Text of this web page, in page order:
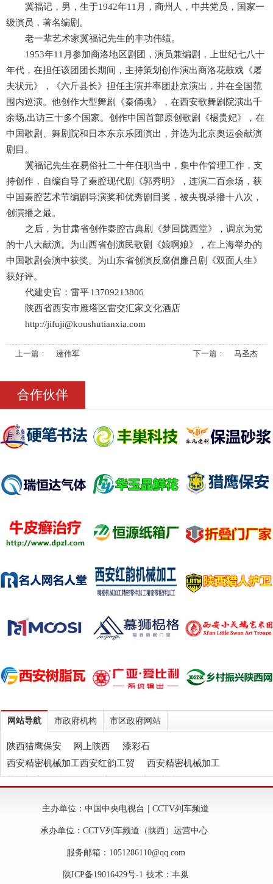
冀福记，男，生于1942年11月，商州人，中共党员，国家一
级演员，著名编剧。
老一辈艺术家冀福记先生的丰功伟绩。
1953年11月参加商洛地区剧团，演员兼编剧，上世纪七八十
年代，在担任该团团长期间，主持策划创作演出商洛花鼓戏《屠
夫状元》，《六斤县长》担任主演并率团赴京演出，并在全国范
围内巡演。他创作大型舞剧《秦俑魂》，在西安歌舞剧院演出千
余场,出访三十多个国家。创作中国首部原创歌剧《楊贵妃》，在
中国歌剧、舞剧院和日本东京乐团演出，并选为北京奥运会献演
剧目。
冀福记先生在易俗社二十年任职当中，集中作管理工作，支
持创作，自编自导了秦腔现代剧《郭秀明》，连演二百余场，获
中国秦腔艺术节编剧导演奖和优秀剧目奖，被央视录播十八次，
创演播之最。
之后，为甘肃省创作秦腔古典剧《梦回陇西堂》，调京为党
的十八大献演。为山西省创演民歌剧《娘啊娘》，在上海举办的
中国歌剧会演中获奖。为山东省创演反腐倡廉吕剧《双面人生》
获好评。
代建史官：雷平 13709213806
陕西省西安市雁塔区雷交汇家文化酒店
http://jifuji@koushutianxia.com
上一篇： 逯伟军 下一篇： 马圣杰
合作伙伴
网站导航 市政府机构 市区政府网站
陕西猎鹰保安 网上陕西
漆彩石
西安精密机械加工西安红韵工贸
西安精密机械加工
慕狮门窗
陕西石膏自流平
伍应坤书法
西安树脂瓦
西安纸箱包装
主办单位：中国中央电视台 | CCTV列车频道
承办单位：CCTV列车频道（陕西）运营中心
服务邮箱：1051286110@qq.com
陕ICP备19016429号-1 技术： 丰巢